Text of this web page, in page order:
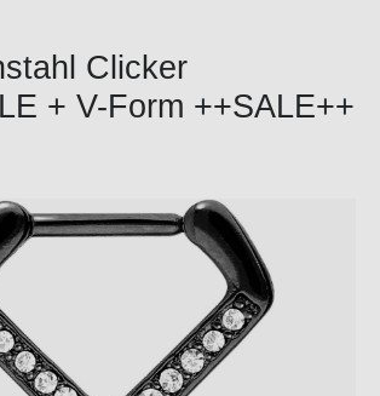
Clicker
+ V-Form ++SALE++